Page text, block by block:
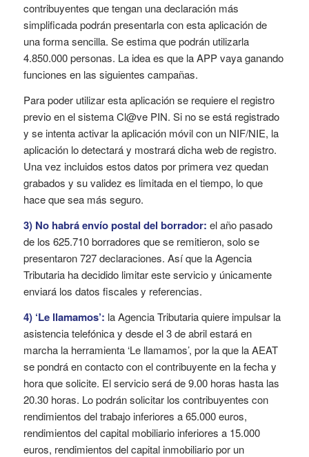
contribuyentes que tengan una declaración más
simplificada podrán presentarla con esta aplicación de
una forma sencilla. Se estima que podrán utilizarla
4.850.000 personas. La idea es que la APP vaya ganando
funciones en las siguientes campañas.
Para poder utilizar esta aplicación se requiere el registro
previo en el sistema Cl@ve PIN. Si no se está registrado
y se intenta activar la aplicación móvil con un NIF/NIE, la
aplicación lo detectará y mostrará dicha web de registro.
Una vez incluidos estos datos por primera vez quedan
grabados y su validez es limitada en el tiempo, lo que
hace que sea más seguro.
3) No habrá envío postal del borrador: el año pasado
de los 625.710 borradores que se remitieron, solo se
presentaron 727 declaraciones. Así que la Agencia
Tributaria ha decidido limitar este servicio y únicamente
enviará los datos fiscales y referencias.
4) ‘Le llamamos’: la Agencia Tributaria quiere impulsar la
asistencia telefónica y desde el 3 de abril estará en
marcha la herramienta ‘Le llamamos’, por la que la AEAT
se pondrá en contacto con el contribuyente en la fecha y
hora que solicite. El servicio será de 9.00 horas hasta las
20.30 horas. Lo podrán solicitar los contribuyentes con
rendimientos del trabajo inferiores a 65.000 euros,
rendimientos del capital mobiliario inferiores a 15.000
euros, rendimientos del capital inmobiliario por un